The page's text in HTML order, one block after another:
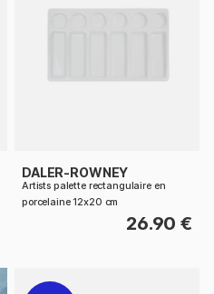
DALER-ROWNEY
Artists palette rectangulaire en
porcelaine 12x20 cm
26.90 €